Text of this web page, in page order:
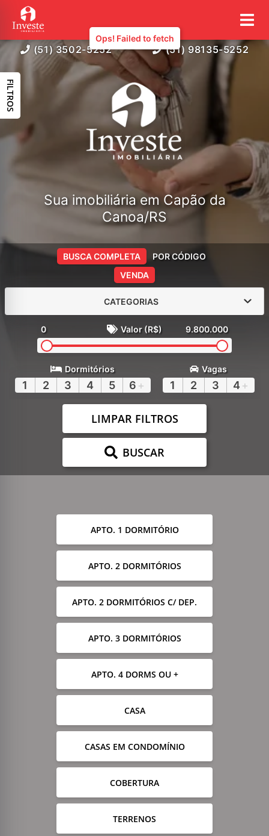
(51) 3502-5252 (51) 98135-5252
Sua imobiliária em Capão da
Canoa/RS
VENDA
BUSCA COMPLETA POR CÓDIGO
CATEGORIAS
0 Valor (R$) 9.800.000
Dormitórios
1 2 3 4 5 6 +
Vagas
1 2 3 4 +
LIMPAR FILTROS
BUSCAR
APTO. 1 DORMITÓRIO
APTO. 2 DORMITÓRIOS
APTO. 2 DORMITÓRIOS C/ DEP.
APTO. 3 DORMITÓRIOS
APTO. 4 DORMS OU +
CASA
CASAS EM CONDOMÍNIO
COBERTURA
TERRENOS
FILTROS
Ops! Failed to fetch